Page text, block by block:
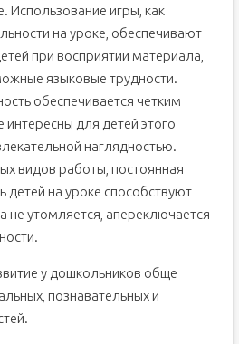
Использование игры, как
на уроке, обеспечивают
при восприятии материала,
языковые трудности.
обеспечивается четким
для детей этого
наглядностью.
видов работы, постоянная
детей на уроке способствуют
не утомляется, апереключается
у дошкольников обще
познавательных и